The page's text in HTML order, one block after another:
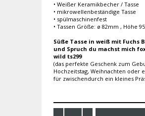
• Weißer Keramikbecher / Tasse
• mikrowellenbeständige Tasse
• spülmaschinenfest
• Tassen Größe: ø 82mm , Höhe
Süße Tasse in weiß mit Fuchs
und Spruch du machst mich
wild ts299
(das perfekte Geschenk zum
Hochzeitstag, Weihnachten oder
für zwischendurch ein kleines